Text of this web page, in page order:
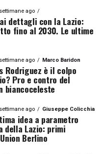
ago
dettagli con la Lazio:
fino al 2030. Le ultime
ago Marco Baridon
Rodriguez è il colpo
Pro e contro del
biancoceleste
ago Giuseppe Colicchia
idea a parametro
della Lazio: primi
Berlino